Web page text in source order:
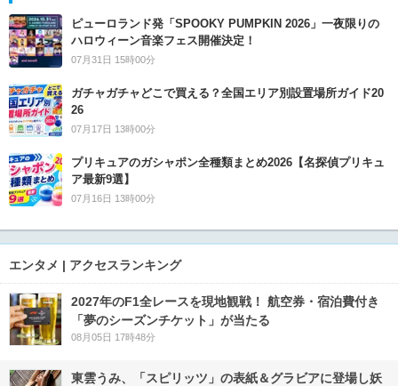
ピューロランド発「SPOOKY PUMPKIN 2026」一夜限りの
ハロウィーン音楽フェス開催決定！
07月31日 15時00分
ガチャガチャどこで買える？全国エリア別設置場所ガイド20
26
07月17日 13時00分
プリキュアのガシャポン全種類まとめ2026【名探偵プリキュ
ア最新9選】
07月16日 13時00分
エンタメ | アクセスランキング
2027年のF1全レースを現地観戦！ 航空券・宿泊費付き
「夢のシーズンチケット」が当たる
08月05日 17時48分
東雲うみ、「スピリッツ」の表紙＆グラビアに登場し妖